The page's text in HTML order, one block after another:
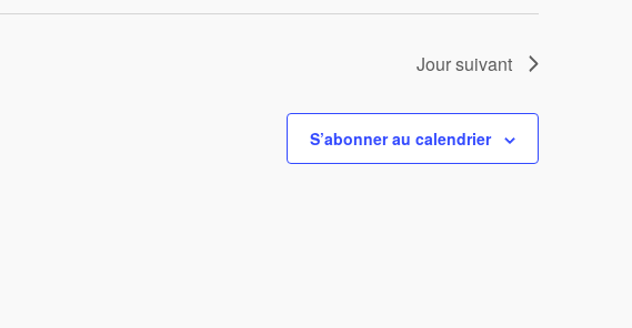
Jour suivant
S’abonner au calendrier